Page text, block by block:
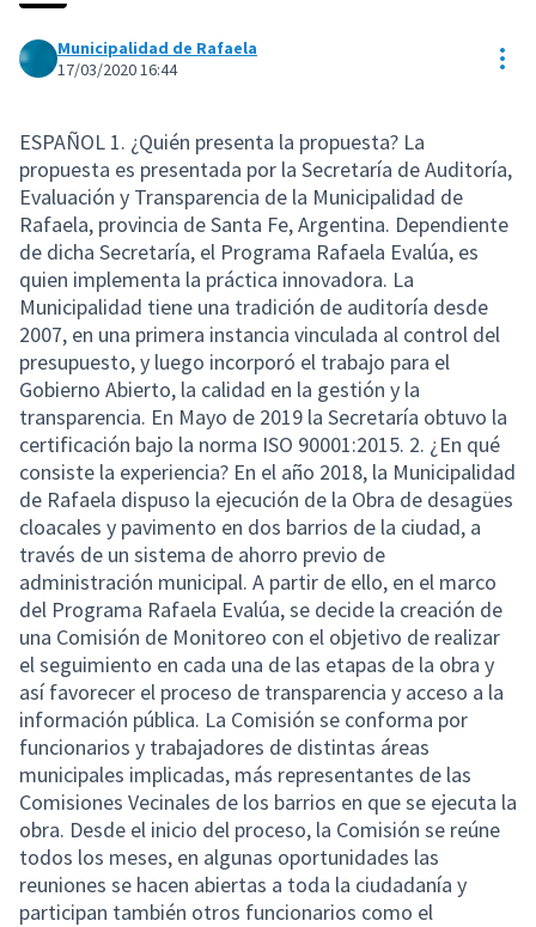
Municipalidad de Rafaela
17/03/2020 16:44
ESPAÑOL 1. ¿Quién presenta la propuesta? La
propuesta es presentada por la Secretaría de Auditoría,
Evaluación y Transparencia de la Municipalidad de
Rafaela, provincia de Santa Fe, Argentina. Dependiente
de dicha Secretaría, el Programa Rafaela Evalúa, es
quien implementa la práctica innovadora. La
Municipalidad tiene una tradición de auditoría desde
2007, en una primera instancia vinculada al control del
presupuesto, y luego incorporó el trabajo para el
Gobierno Abierto, la calidad en la gestión y la
transparencia. En Mayo de 2019 la Secretaría obtuvo la
certificación bajo la norma ISO 90001:2015. 2. ¿En qué
consiste la experiencia? En el año 2018, la Municipalidad
de Rafaela dispuso la ejecución de la Obra de desagües
cloacales y pavimento en dos barrios de la ciudad, a
través de un sistema de ahorro previo de
administración municipal. A partir de ello, en el marco
del Programa Rafaela Evalúa, se decide la creación de
una Comisión de Monitoreo con el objetivo de realizar
el seguimiento en cada una de las etapas de la obra y
así favorecer el proceso de transparencia y acceso a la
información pública. La Comisión se conforma por
funcionarios y trabajadores de distintas áreas
municipales implicadas, más representantes de las
Comisiones Vecinales de los barrios en que se ejecuta la
obra. Desde el inicio del proceso, la Comisión se reúne
todos los meses, en algunas oportunidades las
reuniones se hacen abiertas a toda la ciudadanía y
participan también otros funcionarios como el